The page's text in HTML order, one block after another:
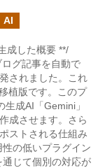
AI
成した概要 **/
グ記事を自動で
されました。これ
植版です。このプ
成AI「Gemini」
成させます。さら
ストされる仕組み
の低いプラグイン
じて個別の対応が